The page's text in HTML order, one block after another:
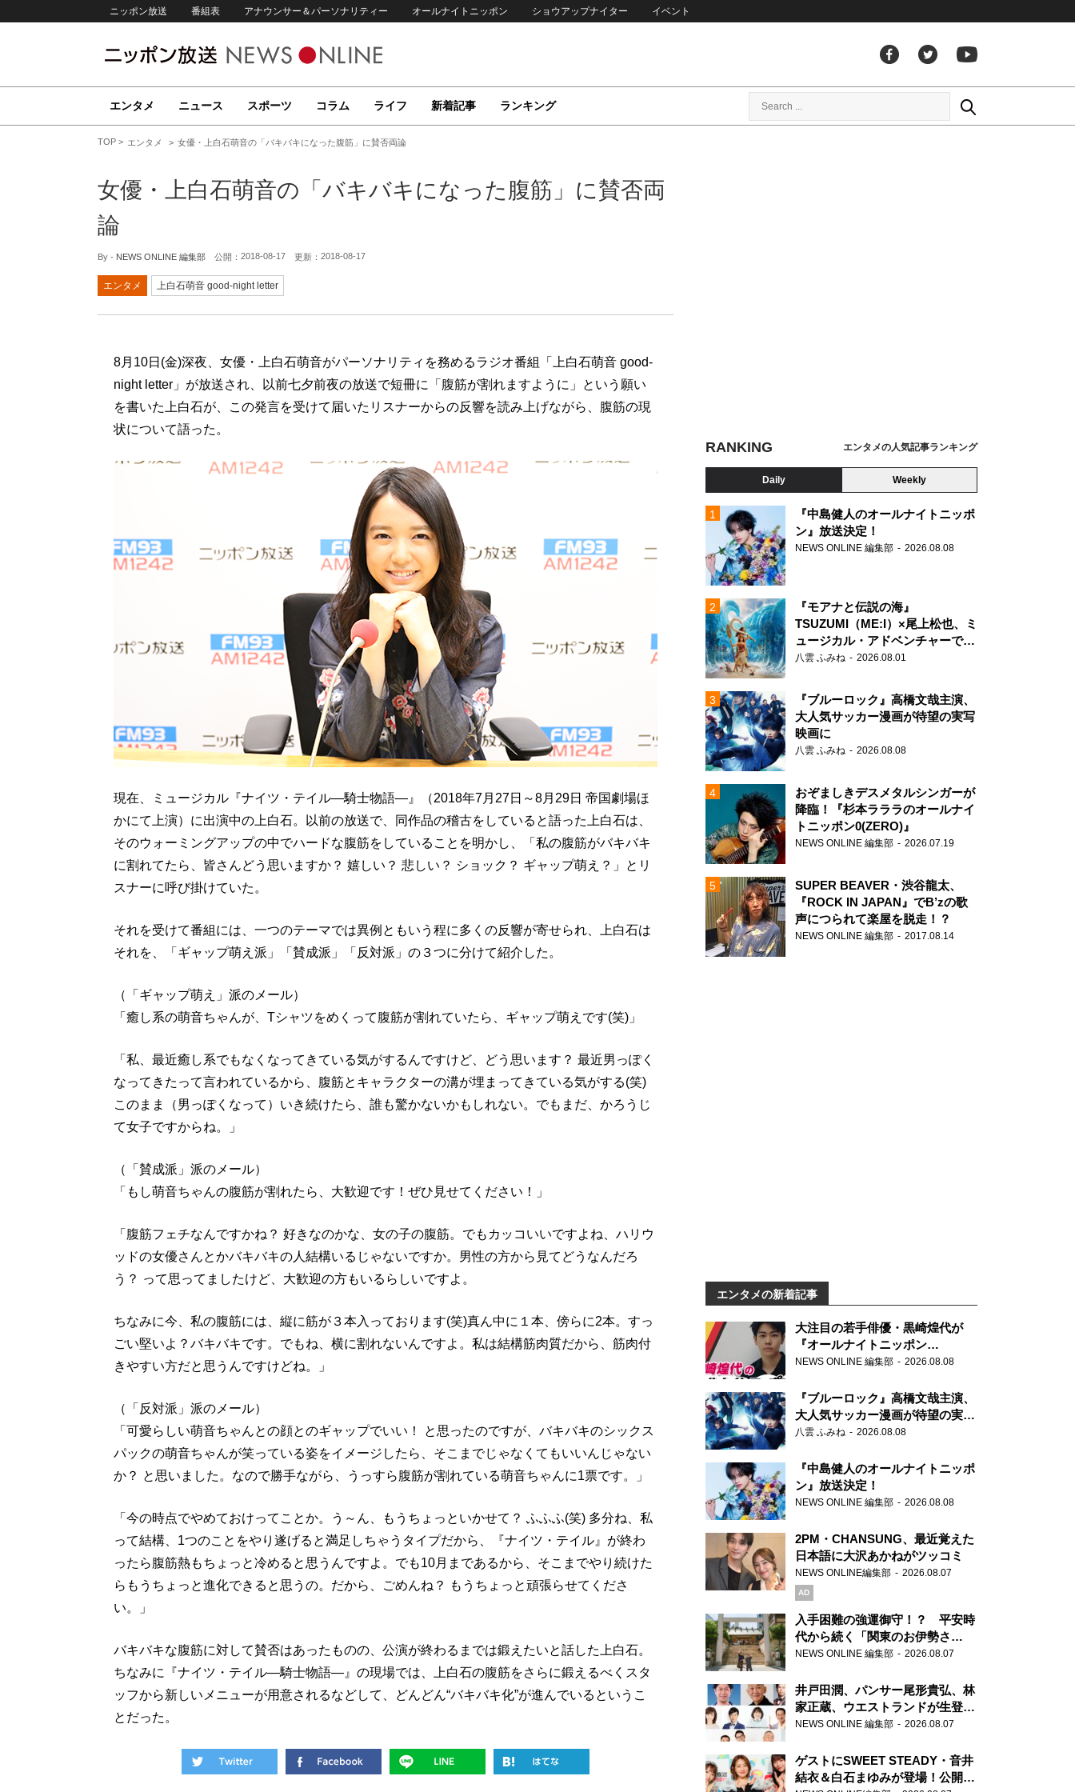
ニッポン放送 番組表 アナウンサー＆パーソナリティー オールナイトニッポン ショウアップナイター イベント
エンタメ ニュース スポーツ コラム ライフ 新着記事 ランキング
TOP エンタメ 女優・上白石萌音の「バキバキになった腹筋」に賛否両論
女優・上白石萌音の「バキバキになった腹筋」に賛否両
論
By - NEWS ONLINE 編集部 公開： 2018-08-17 更新： 2018-08-17
エンタメ 上白石萌音 good-night letter
8月10日(金)深夜、女優・上白石萌音がパーソナリティを務めるラジオ番組「上白石萌音 good-
night letter」が放送され、以前七夕前夜の放送で短冊に「腹筋が割れますように」という願い
を書いた上白石が、この発言を受けて届いたリスナーからの反響を読み上げながら、腹筋の現
状について語った。
現在、ミュージカル『ナイツ・テイル―騎士物語―』（2018年7月27日～8月29日 帝国劇場ほ
かにて上演）に出演中の上白石。以前の放送で、同作品の稽古をしていると語った上白石は、
そのウォーミングアップの中でハードな腹筋をしていることを明かし、「私の腹筋がバキバキ
に割れてたら、皆さんどう思いますか？ 嬉しい？ 悲しい？ ショック？ ギャップ萌え？」とリ
スナーに呼び掛けていた。
それを受けて番組には、一つのテーマでは異例ともいう程に多くの反響が寄せられ、上白石は
それを、「ギャップ萌え派」「賛成派」「反対派」の３つに分けて紹介した。
（「ギャップ萌え」派のメール）
「癒し系の萌音ちゃんが、Tシャツをめくって腹筋が割れていたら、ギャップ萌えです(笑)」
「私、最近癒し系でもなくなってきている気がするんですけど、どう思います？ 最近男っぽく
なってきたって言われているから、腹筋とキャラクターの溝が埋まってきている気がする(笑)
このまま（男っぽくなって）いき続けたら、誰も驚かないかもしれない。でもまだ、かろうじ
て女子ですからね。」
（「賛成派」派のメール）
「もし萌音ちゃんの腹筋が割れたら、大歓迎です！ぜひ見せてください！」
「腹筋フェチなんですかね？ 好きなのかな、女の子の腹筋。でもカッコいいですよね、ハリウ
ッドの女優さんとかバキバキの人結構いるじゃないですか。男性の方から見てどうなんだろ
う？ って思ってましたけど、大歓迎の方もいるらしいですよ。
ちなみに今、私の腹筋には、縦に筋が３本入っております(笑)真ん中に１本、傍らに2本。すっ
ごい堅いよ？バキバキです。でもね、横に割れないんですよ。私は結構筋肉質だから、筋肉付
きやすい方だと思うんですけどね。」
（「反対派」派のメール）
「可愛らしい萌音ちゃんとの顔とのギャップでいい！ と思ったのですが、バキバキのシックス
パックの萌音ちゃんが笑っている姿をイメージしたら、そこまでじゃなくてもいいんじゃない
か？ と思いました。なので勝手ながら、うっすら腹筋が割れている萌音ちゃんに1票です。」
「今の時点でやめておけってことか。う～ん、もうちょっといかせて？ ふふふ(笑) 多分ね、私
って結構、1つのことをやり遂げると満足しちゃうタイプだから、『ナイツ・テイル』が終わ
ったら腹筋熱もちょっと冷めると思うんですよ。でも10月まであるから、そこまでやり続けた
らもうちょっと進化できると思うの。だから、ごめんね？ もうちょっと頑張らせてくださ
い。」
バキバキな腹筋に対して賛否はあったものの、公演が終わるまでは鍛えたいと話した上白石。
ちなみに『ナイツ・テイル―騎士物語―』の現場では、上白石の腹筋をさらに鍛えるべくスタ
ッフから新しいメニューが用意されるなどして、どんどん“バキバキ化”が進んでいるというこ
とだった。
RANKING エンタメの人気記事ランキング
Daily Weekly
『中島健人のオールナイトニッポ
ン』放送決定！
NEWS ONLINE 編集部 2026.08.08
『モアナと伝説の海』
TSUZUMI（ME:I）×尾上松也、ミ
ュージカル・アドベンチャーで美
声を響かせる
八雲 ふみね 2026.08.01
『ブルーロック』高橋文哉主演、
大人気サッカー漫画が待望の実写
映画に
八雲 ふみね 2026.08.08
おぞましきデスメタルシンガーが
降臨！『杉本ラララのオールナイ
トニッポン0(ZERO)』
NEWS ONLINE 編集部 2026.07.19
SUPER BEAVER・渋谷龍太、
『ROCK IN JAPAN』でB’zの歌
声につられて楽屋を脱走！？
NEWS ONLINE 編集部 2017.08.14
エンタメの新着記事
大注目の若手俳優・黒崎煌代が
『オールナイトニッポン
0(ZERO)』に初登場「今からとて
NEWS ONLINE 編集部 2026.08.08
『ブルーロック』高橋文哉主演、
大人気サッカー漫画が待望の実写
映画に
八雲 ふみね 2026.08.08
『中島健人のオールナイトニッポ
ン』放送決定！
NEWS ONLINE 編集部 2026.08.08
2PM・CHANSUNG、最近覚えた
日本語に大沢あかねがツッコミ
NEWS ONLINE編集部 2026.08.07
AD
入手困難の強運御守！？ 平安時
代から続く「関東のお伊勢さ
ま」、芝大神宮にてランパンプス
NEWS ONLINE 編集部 2026.08.07
井戸田潤、パンサー尾形貴弘、林
家正蔵、ウエストランドが生登
場！『ラジオビバリー昼ズ』
NEWS ONLINE 編集部 2026.08.07
ゲストにSWEET STEADY・音井
結衣＆白石まゆみが登場！公開収